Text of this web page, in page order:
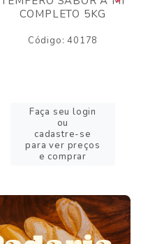
COMPLETO 5KG
Código: 40178
Faça seu login
ou
cadastre-se
para ver preços
e comprar